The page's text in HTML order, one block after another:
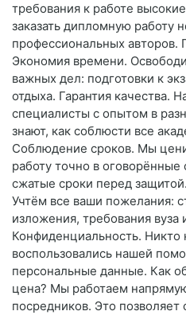
требования к работе
заказать дипломную работу
профессиональных авторов.
Экономия времени.
важных дел: подготовки к
отдыха. Гарантия качества.
специалисты с опытом в
знают, как соблюсти все
Соблюдение сроков. Мы
работу точно в
сжатые сроки перед
Учтём все ваши пожелания:
изложения, требования вуза
Конфиденциальность. Никто
воспользовались нашей
персональные данные. Как
цена? Мы работаем
посредников. Это позволяет